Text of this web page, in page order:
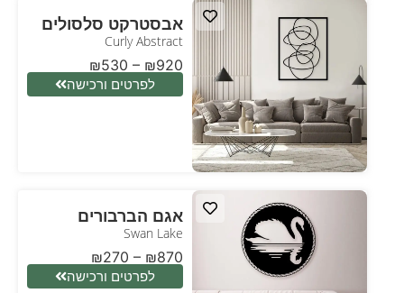
אבסטרקט סלסולים
Curly Abstract
₪530 – ₪920
לפרטים ורכישה
אגם הברבורים
Swan Lake
₪270 – ₪870
לפרטים ורכישה